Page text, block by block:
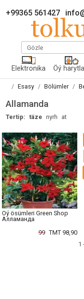
+99365 561427
Gözle
Elektronika Öý
Esasy Bölümler
Allamanda
Tertip: täze nyrh at
Öý ösümleri Green Shop
Алламанда
99 TMT 98,90
1